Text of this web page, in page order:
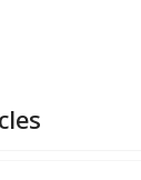
ป็นหัวใจของ Excel